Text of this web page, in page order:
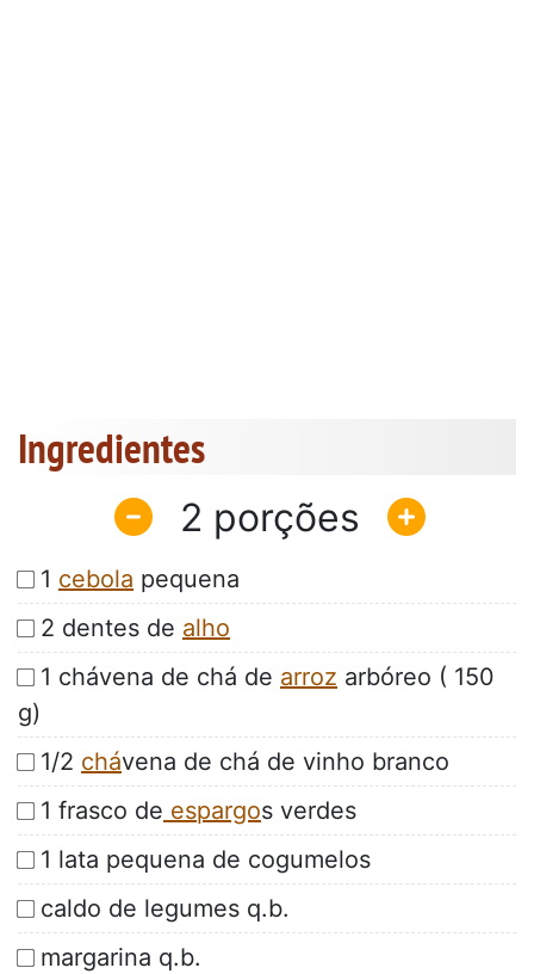
Ingredientes
2
1 cebola pequena
2 dentes de alho
1 chávena de chá de arroz arbóreo ( 150
g)
1/2 chávena de chá de vinho branco
1 frasco de espargos verdes
1 lata pequena de cogumelos
caldo de legumes q.b.
margarina q.b.